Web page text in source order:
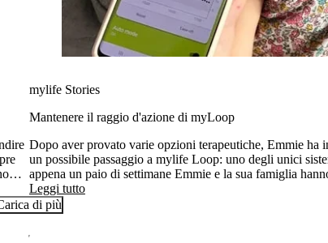
mylife Stories
Mantenere il raggio d'azione di myLoop
Dopo aver provato varie opzioni terapeutiche, Emmie ha
un possibile passaggio a mylife Loop: uno degli unici
appena un paio di settimane Emmie e la sua famiglia
positivo nella loro vita.
Leggi tutto
di più